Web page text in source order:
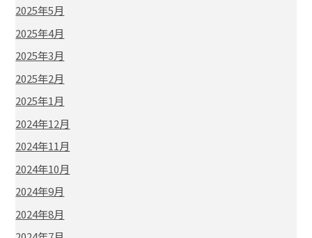
2025年5月
2025年4月
2025年3月
2025年2月
2025年1月
2024年12月
2024年11月
2024年10月
2024年9月
2024年8月